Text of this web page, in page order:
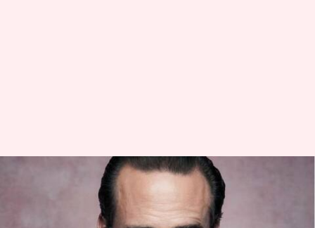
'Mengapa kita menciptakan
kembali segalanya': Kata
Joseph Fiennes tentang serial